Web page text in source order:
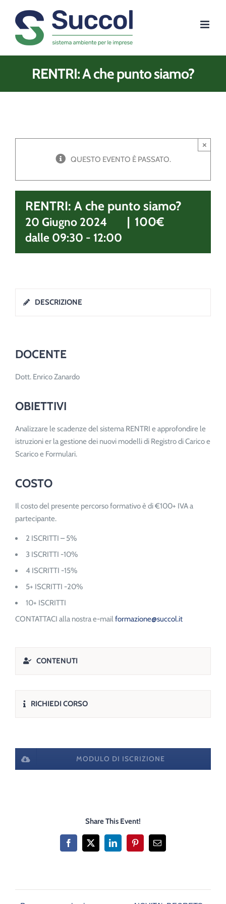
contenuto
RENTRI: A che punto siamo?
QUESTO EVENTO È PASSATO.
×
RENTRI: A che punto siamo?
20 Giugno 2024
dalle 09:30 - 12:00
| 100€
DESCRIZIONE
DOCENTE
Dott. Enrico Zanardo
OBIETTIVI
Analizzare le scadenze del sistema RENTRI e approfondire le
istruzioni er la gestione dei nuovi modelli di Registro di Carico e
Scarico e Formulari.
COSTO
Il costo del presente percorso formativo è di €100+ IVA a
partecipante.
2 ISCRITTI – 5%
3 ISCRITTI -10%
4 ISCRITTI -15%
5+ ISCRITTI -20%
10+ ISCRITTI
CONTATTACI alla nostra e-mailformazione@succol.it
CONTENUTI
RICHIEDI CORSO
MODULO DI ISCRIZIONE
Share This Event!
Facebook
X LinkedInPinterestEmail